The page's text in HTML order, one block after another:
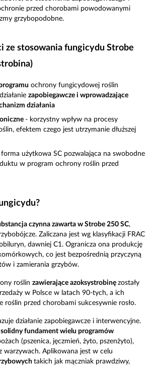
przed chorobami powodowanymi
grzybopodobne.
ze stosowania fungicydu Strobe
ochrony fungicydowej roślin
zapobiegawcze i wprowadzające
działania
- korzystny wpływ na procesy
efektem czego jest utrzymanie dłuższej
forma użytkowa SC pozwalająca na swobodne
w program ochrony roślin przed
czynna zawarta w Strobe 250 SC,
Zaliczana jest wg klasyfikacji FRAC
dawniej C1. Ogranicza ona produkcję
co jest bezpośrednią przyczyną
i zamierania grzybów.
roślin zawierające azoksystrobinę zostały
w Polsce w latach 90-tych, a ich
roślin przed chorobami sukcesywnie rosło.
działanie zapobiegawcze i interwencyjne.
solidny fundament wielu programów
(pszenica, jęczmień, żyto, pszenżyto),
warzywach. Aplikowana jest w celu
takich jak mączniak prawdziwy,